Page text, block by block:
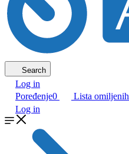
Search
Log in
Poređenje0 Lista omiljenih
Log in